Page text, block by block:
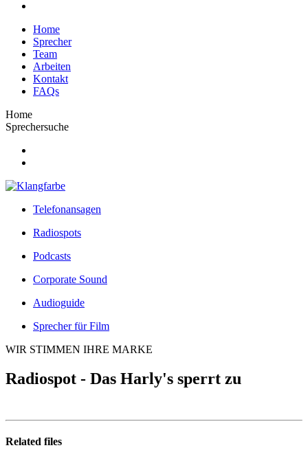
Home
Sprecher
Team
Arbeiten
Kontakt
FAQs
Home
Sprechersuche
Telefonansagen
Radiospots
Podcasts
Corporate Sound
Audioguide
Sprecher für Film
WIR STIMMEN IHRE MARKE
Radiospot - Das Harly's sperrt zu
Related files